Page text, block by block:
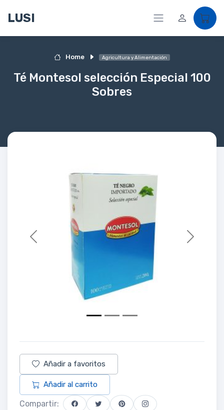
LUSI
Home Agricultura y Alimentación
Té Montesol selección Especial 100
Sobres
Previous Next
Añadir a favoritos
Añadir al carrito
Compartir: